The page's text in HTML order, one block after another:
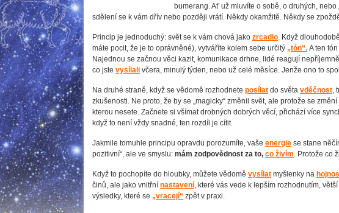
bumerang. Ať už mluvíte o sobě, o druhých,
sdělení se k vám dřív nebo později vrátí. Někdy okamžitě. Někdy se
Princip je jednoduchý: svět se k vám chová jako zrcadlo. Když
máte pocit, že je to oprávněné), vytváříte kolem sebe určitý „tón“. A ten
Najednou se začnou věci kazit, komunikace drhne, lidé reagují
co jste vysílali včera, minulý týden, nebo už celé měsíce. Jenže ono to
Na druhé straně, když se vědomě rozhodnete posílat do světa vděčnost,
zkušenosti. Ne proto, že by se „magicky“ změnil svět, ale protože se
kterou nesete. Začnete si všímat drobných dobrých věcí, přichází více
když to není vždy snadné, ten rozdíl je cítit.
Jakmile tomuhle principu opravdu porozumíte, vaše energie se stane
pozitivní“, ale ve smyslu: mám zodpovědnost za to, co živím. Protože co
Když to pochopíte do hloubky, můžete vědomě vysílat myšlenky na
činů, ale jako vnitřní nastavení, které vás vede k lepším rozhodnutím,
výsledky, které se „vracejí“ zpět v praxi.